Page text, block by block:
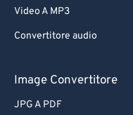
Video A MP3
Convertitore audio
Image Convertitore
JPG A PDF